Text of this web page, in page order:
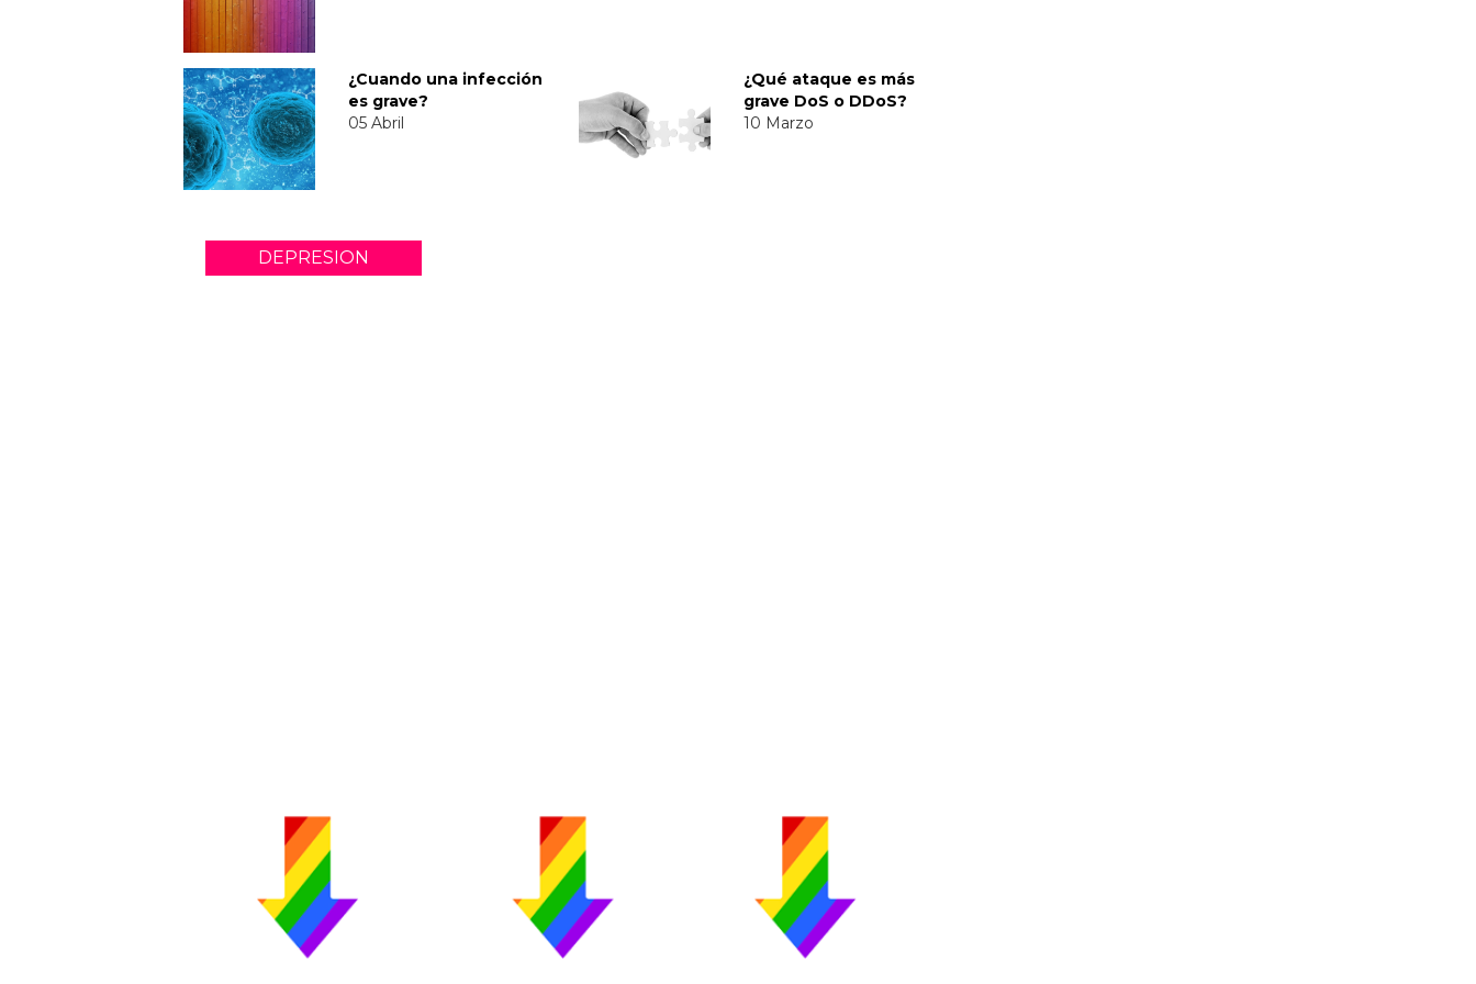
¿Cuando una infección
es grave?
05 Abril
¿Qué ataque es más
grave DoS o DDoS?
10 Marzo
DEPRESION